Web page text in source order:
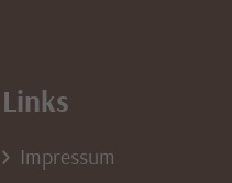
Links
Impressum